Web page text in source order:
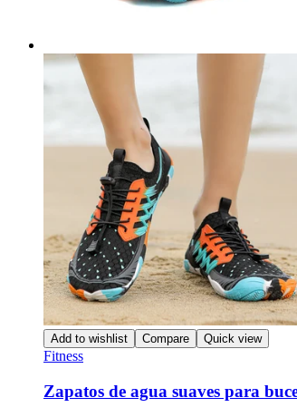
Add to wishlist Compare Quick view
Fitness
Zapatos de agua suaves para